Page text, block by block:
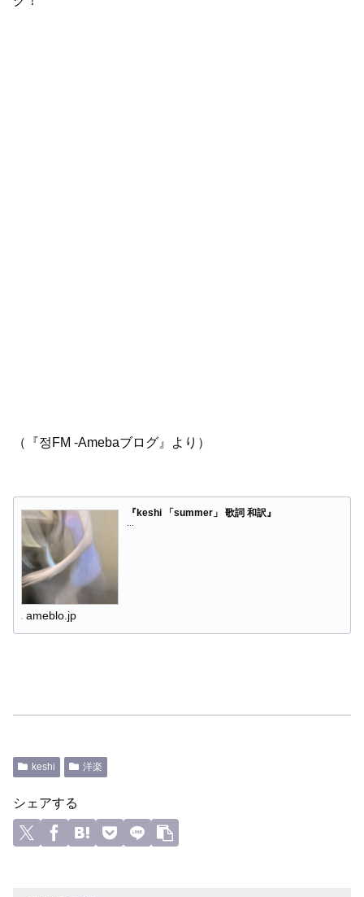
（『정FM -Amebaブログ』より）
『keshi 「summer」 歌詞 和訳』
ameblo.jp
keshi 洋楽
シェアする